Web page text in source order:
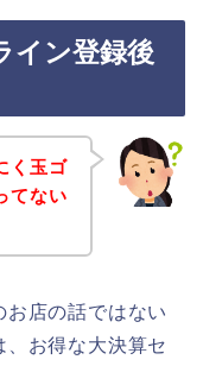
イン登録後
く玉ゴ
てない
お店の話ではない
お得な大決算セ